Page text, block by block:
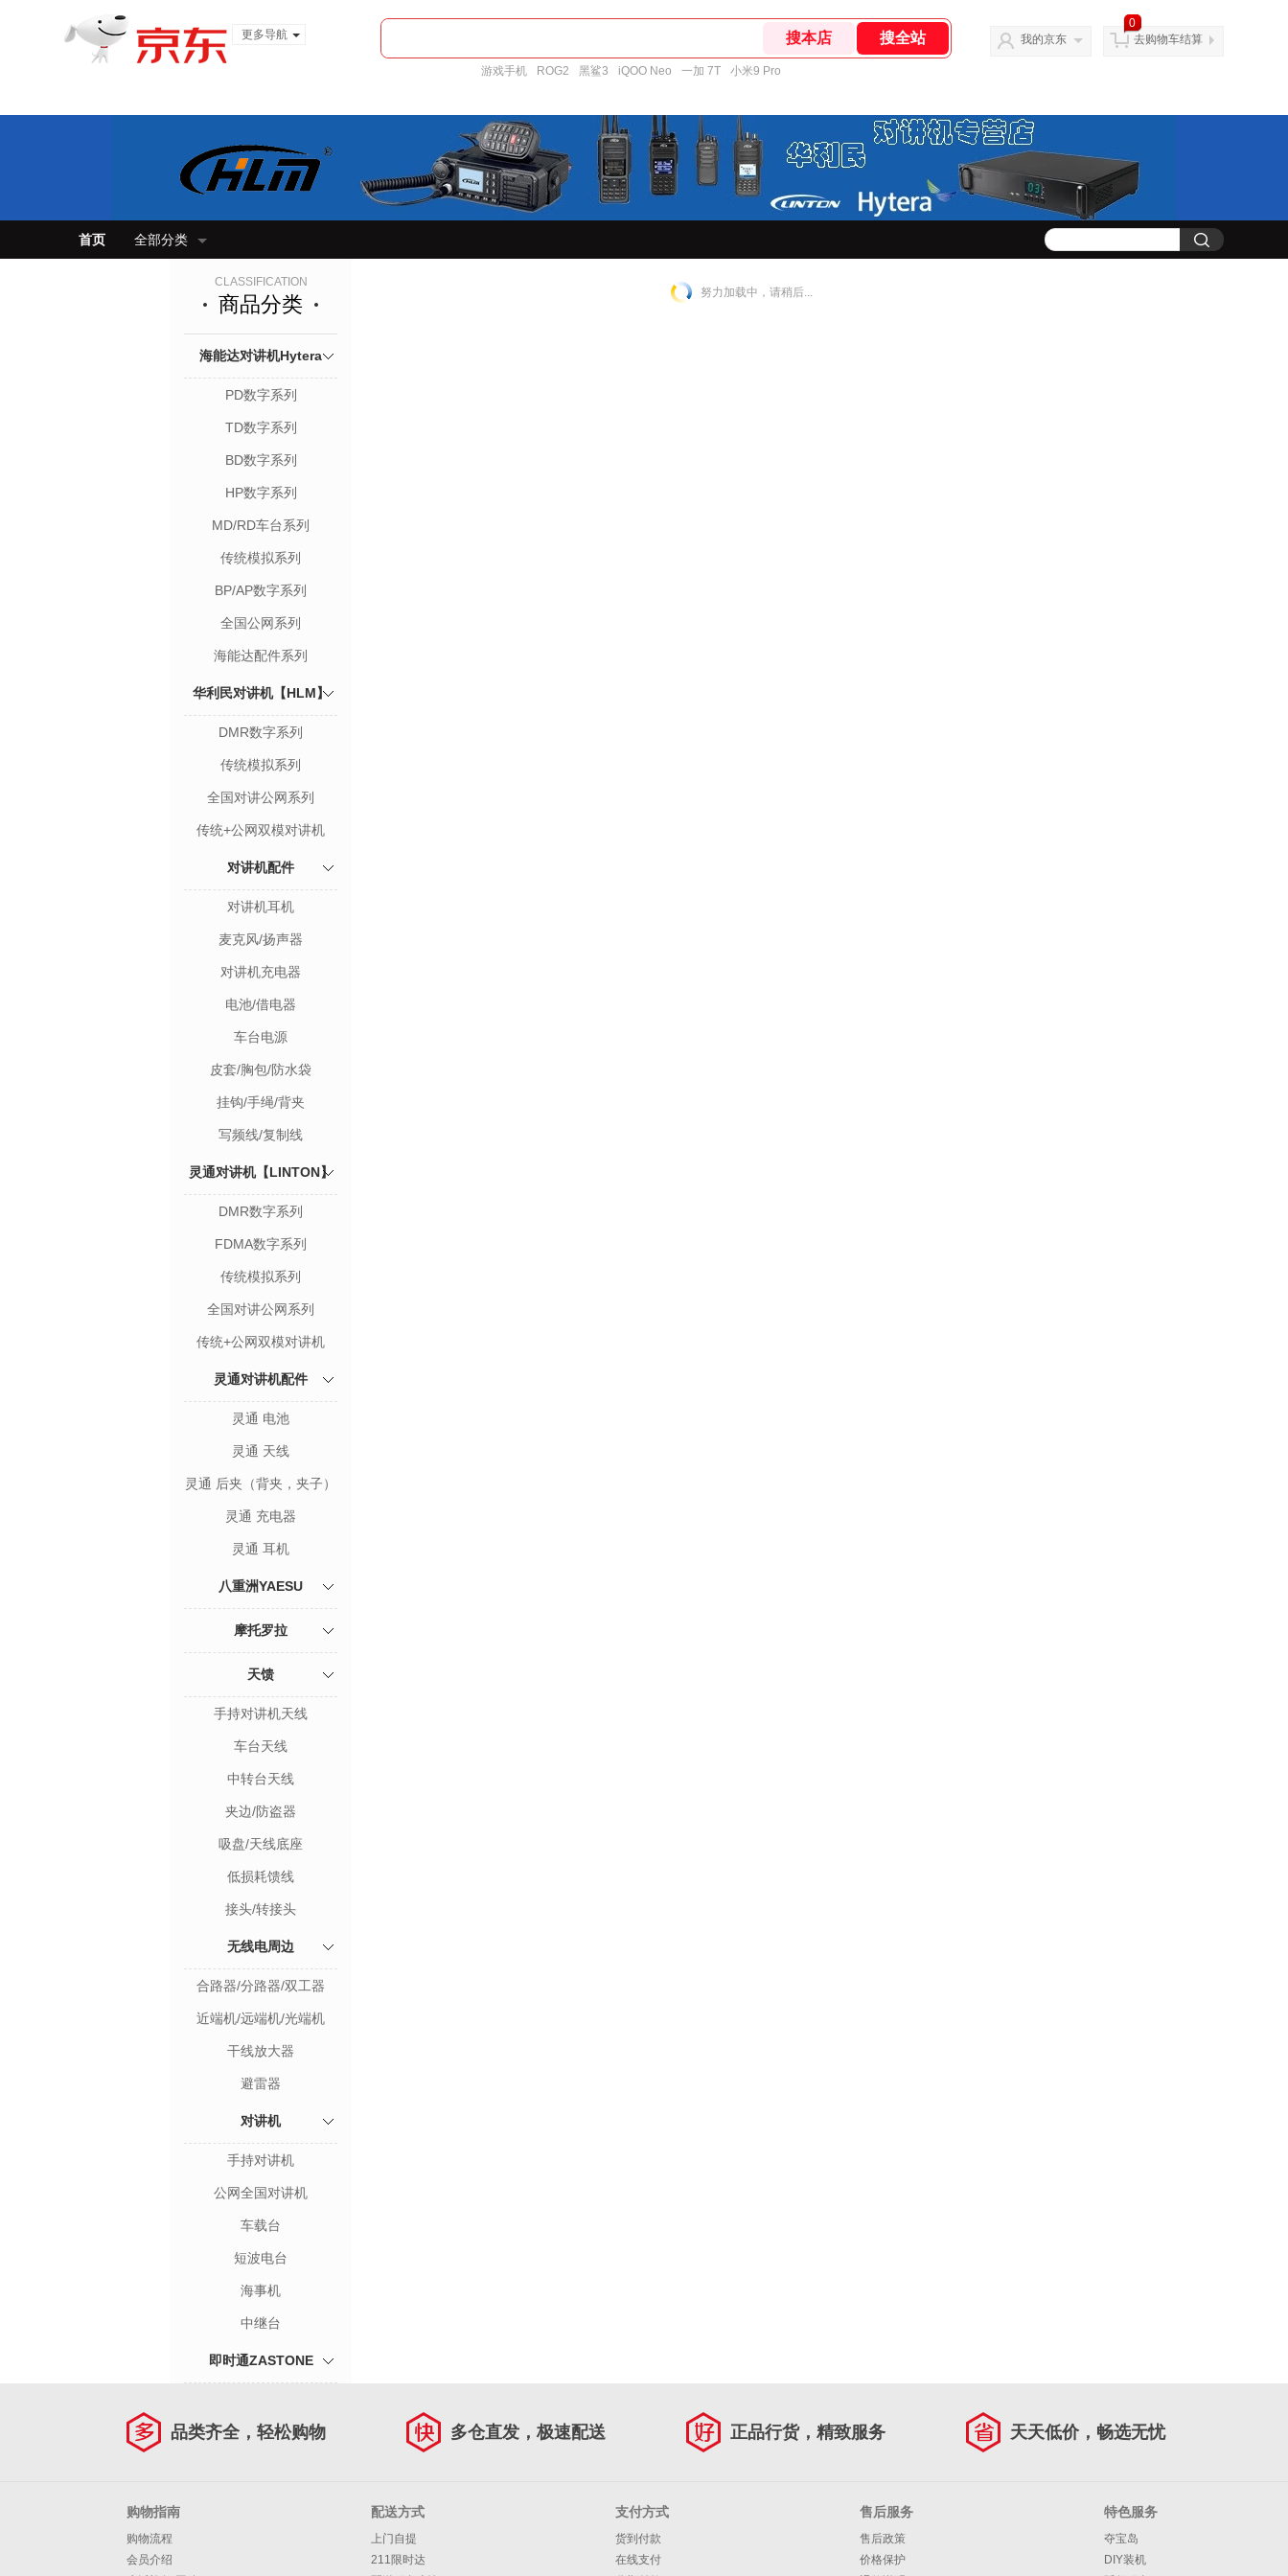
更多导航
游戏手机 ROG2 黑鲨3 iQOO Neo 一加 7T 小米9 Pro
我的京东
0
去购物车结算
首页 全部分类
CLASSIFICATION
商品分类
海能达对讲机Hytera
PD数字系列
TD数字系列
BD数字系列
HP数字系列
MD/RD车台系列
传统模拟系列
BP/AP数字系列
全国公网系列
海能达配件系列
华利民对讲机【HLM】
DMR数字系列
传统模拟系列
全国对讲公网系列
传统+公网双模对讲机
对讲机配件
对讲机耳机
麦克风/扬声器
对讲机充电器
电池/借电器
车台电源
皮套/胸包/防水袋
挂钩/手绳/背夹
写频线/复制线
灵通对讲机【LINTON】
DMR数字系列
FDMA数字系列
传统模拟系列
全国对讲公网系列
传统+公网双模对讲机
灵通对讲机配件
灵通 电池
灵通 天线
灵通 后夹（背夹，夹子）
灵通 充电器
灵通 耳机
八重洲YAESU
摩托罗拉
天馈
手持对讲机天线
车台天线
中转台天线
夹边/防盗器
吸盘/天线底座
低损耗馈线
接头/转接头
无线电周边
合路器/分路器/双工器
近端机/远端机/光端机
干线放大器
避雷器
对讲机
手持对讲机
公网全国对讲机
车载台
短波电台
海事机
中继台
即时通ZASTONE
努力加载中，请稍后...
品类齐全，轻松购物 多仓直发，极速配送 正品行货，精致服务 天天低价，畅选无忧
购物指南
购物流程
会员介绍
配送方式
上门自提
211限时达
支付方式
货到付款
在线支付
售后服务
售后政策
价格保护
特色服务
夺宝岛
DIY装机